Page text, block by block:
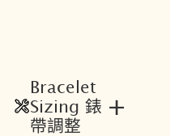
Bracelet
Sizing 錶
帶調整
+